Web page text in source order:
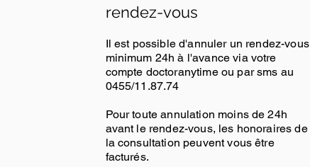
rendez-vous
Il est possible d'annuler un rendez-vous
minimum 24h à l'avance via votre
compte doctoranytime ou par sms au
0455/11.87.74
Pour toute annulation moins de 24h
avant le rendez-vous, les honoraires de
la consultation peuvent vous être
facturés.